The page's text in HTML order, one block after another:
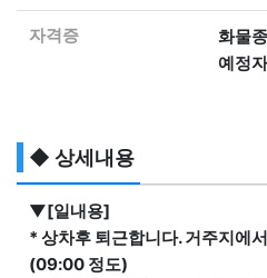
자격증
화물
예정
◆ 상세내용
▼[일내용]
* 상차후 퇴근합니다. 거주지에
(09:00 정도)